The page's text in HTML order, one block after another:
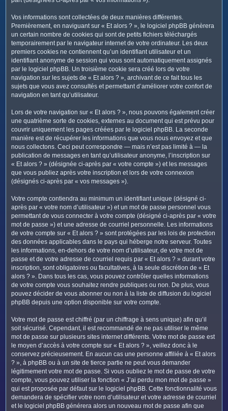
Vos informations sont collectées de deux manières différentes.
Premièrement, en naviguant sur « Et alors ? », le logiciel phpBB génèrera
un certain nombre de cookies qui sont de petits fichiers téléchargés
temporairement par le navigateur internet de votre ordinateur. Les deux
premiers cookies ne contiennent qu’un identifiant utilisateur et un
identifiant anonyme de session qui vous sont automatiquement assignés
par le logiciel phpBB. Un troisième cookie sera créé lors de votre
navigation sur les sujets de « Et alors ? », archivant de ce fait tous les
sujets que vous avez consultés et permettant d’améliorer votre confort de
navigation en tant qu’utilisateur.
Lors de votre navigation sur « Et alors ? », nous pouvons également créer
une quatrième sorte de cookies, externes au document qui est prévu pour
couvrir uniquement les pages créées par le logiciel phpBB. La seconde
manière est de récupérer les informations que vous nous envoyez et que
nous collectons. Ceci peut correspondre — mais n’est pas limité à — la
publication de messages en tant qu’utilisateur anonyme, l’inscription sur
« Et alors ? » (désignée ci-après par « votre compte ») et les messages
que vous publiez après votre inscription et lors de votre connexion
(désignés ci-après par « vos messages »).
Votre compte contiendra au minimum un identifiant unique (désigné ci-
après par « votre nom d’utilisateur ») et un mot de passe personnel vous
permettant de vous connecter à votre compte (désigné ci-après par « votre
mot de passe ») et une adresse de courriel personnelle. Les informations
de votre compte sur « Et alors ? » sont protégées par les lois de protection
des données applicables dans le pays qui héberge notre serveur. Toutes
les informations, en-dehors de votre nom d’utilisateur, de votre mot de
passe et de votre adresse de courriel requis par « Et alors ? » durant votre
inscription, sont obligatoires ou facultatives, à la seule discrétion de « Et
alors ? ». Dans tous les cas, vous pouvez contrôler quelles informations
de votre compte vous souhaitez rendre publiques ou non. De plus, vous
pouvez décider de vous abonner ou non à la liste de diffusion du logiciel
phpBB depuis une option disponible sur votre compte.
Votre mot de passe est chiffré (par un chiffrage à sens unique) afin qu’il
soit sécurisé. Cependant, il est recommandé de ne pas utiliser le même
mot de passe sur plusieurs sites internet différents. Votre mot de passe est
le moyen d’accès à votre compte sur « Et alors ? », veillez donc à le
conservez précieusement. En aucun cas une personne affiliée à « Et alors
? », à phpBB ou à un site de tierce partie ne peut vous demander
légitimement votre mot de passe. Si vous oubliez le mot de passe de votre
compte, vous pouvez utiliser la fonction « J’ai perdu mon mot de passe »
qui est proposée par défaut sur le logiciel phpBB. Cette fonctionnalité vous
demandera de spécifier votre nom d’utilisateur et votre adresse de courriel
et le logiciel phpBB générera alors un nouveau mot de passe afin que